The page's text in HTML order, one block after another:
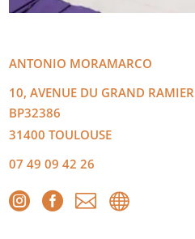
ANTONIO MORAMARCO
10, AVENUE DU GRAND RAMIER
BP32386
31400TOULOUSE
07 49 09 42 26
   